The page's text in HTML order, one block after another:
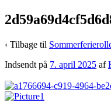
‹ Tilbage til
Indsendt på 7. april 2025 af